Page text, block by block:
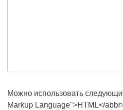
Можно использовать
Markup Language">HTML</